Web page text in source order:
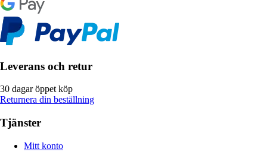
Leverans och retur
30 dagar öppet köp
Returnera din beställning
Tjänster
Mitt konto